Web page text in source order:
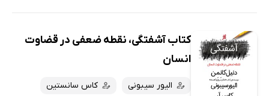
کتاب آشفتگی، نقطه ضعفی در قضاوت
انسان
الیور سیبونی
کاس سانستین